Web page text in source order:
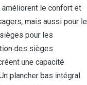
le confort et
mais aussi pour le
pour les
des sièges
une capacité
plancher bas intégral